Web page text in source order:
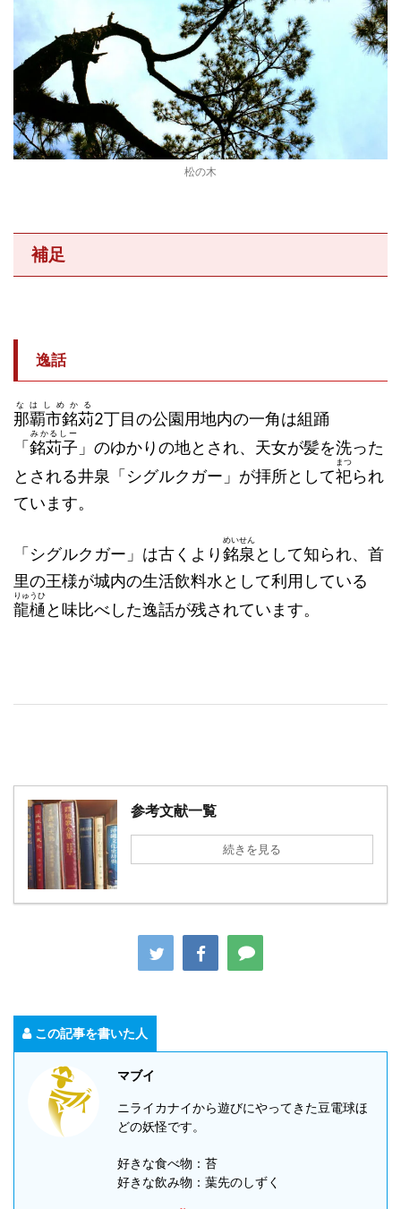
松の木
補足
逸話
那覇市銘苅
なはしめかる
2丁目の公園用地内の一角は組踊
「 銘苅子
みかるしー
」のゆかりの地とされ、天女が髪を洗った
とされる井泉「シグルクガー」が拝所として祀
まつ
られ
ています。
「シグルクガー」は古くより銘泉
めいせん
として知られ、首
里の王様が城内の生活飲料水として利用している
龍樋
りゅうひ
と味比べした逸話が残されています。
参考文献一覧
続きを見る
この記事を書いた人
マブイ
ニライカナイから遊びにやってきた豆電球ほ
どの妖怪です。
好きな食べ物：苔
好きな飲み物：葉先のしずく